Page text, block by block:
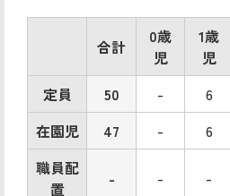
合計
0歳
児
1歳
児
定員
50 - 6
在園児
47 - 6
職員配
置
- - -